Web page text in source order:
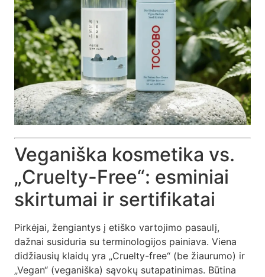
Veganiška kosmetika vs.
„Cruelty-Free“: esminiai
skirtumai ir sertifikatai
Pirkėjai, žengiantys į etiško vartojimo pasaulį,
dažnai susiduria su terminologijos painiava. Viena
didžiausių klaidų yra „Cruelty-free“ (be žiaurumo) ir
„Vegan“ (veganiška) sąvokų sutapatinimas. Būtina